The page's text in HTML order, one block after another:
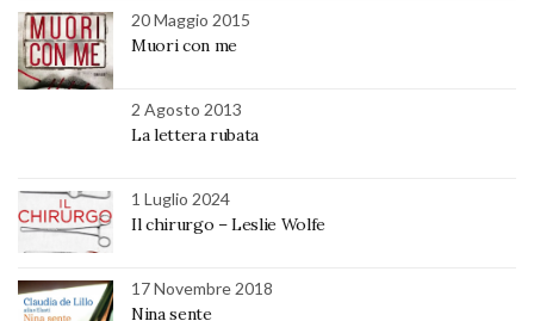
20 Maggio 2015
Muori con me
2 Agosto 2013
La lettera rubata
1 Luglio 2024
Il chirurgo – Leslie Wolfe
17 Novembre 2018
Nina sente